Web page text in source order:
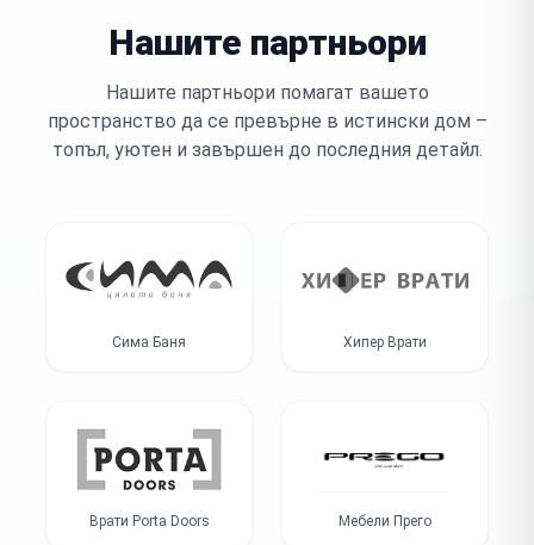
Нашите партньори
Нашите партньори помагат вашето
пространство да се превърне в истински дом –
топъл, уютен и завършен до последния детайл.
Сима Баня Хипер Врати
Врати Porta Doors Мебели Прего